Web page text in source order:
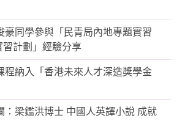
豪同學參與「民青局內地專題實習
習計劃」經驗分享
程納入「香港未來人才深造獎學金
：梁鑑洪博士 中國人英譯小說 成就